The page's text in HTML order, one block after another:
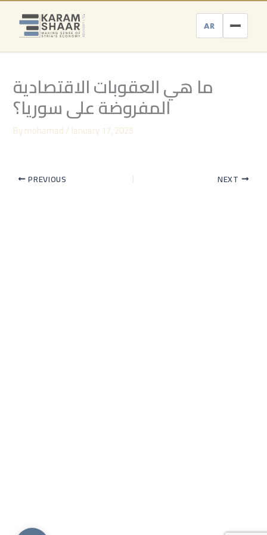
Skip
content
AR
ما هي العقوبات الاقتصادية
المفروضة على سوريا؟
Bymohamad/January 17, 2025
PREVIOUS NEXT